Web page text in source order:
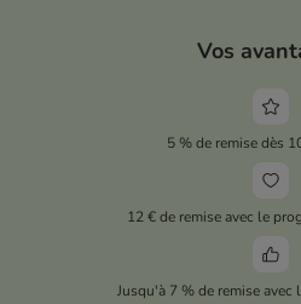
Vos
5 % de remise dès
12 € de remise avec le
Jusqu'à 7 % de remise